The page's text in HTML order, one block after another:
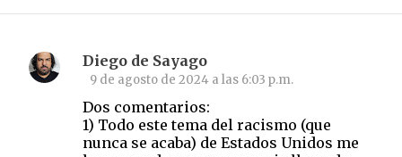
C
Diego de Sayago
9 de agosto de 2024 a las 6:03 p.m.
Dos comentarios:
1) Todo este tema del racismo (que
nunca se acaba) de Estados Unidos me